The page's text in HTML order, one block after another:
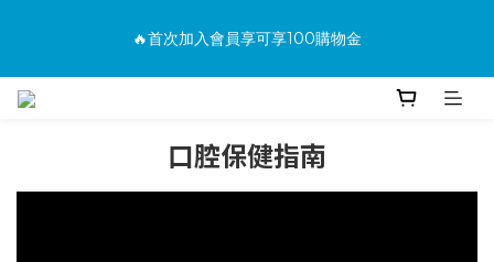
🔥首次加入會員享可享100購物金
🔥購買商品並上網填寫完整保固資料贈100購物金(填保固前須先
消費滿500免運
口腔保健指南